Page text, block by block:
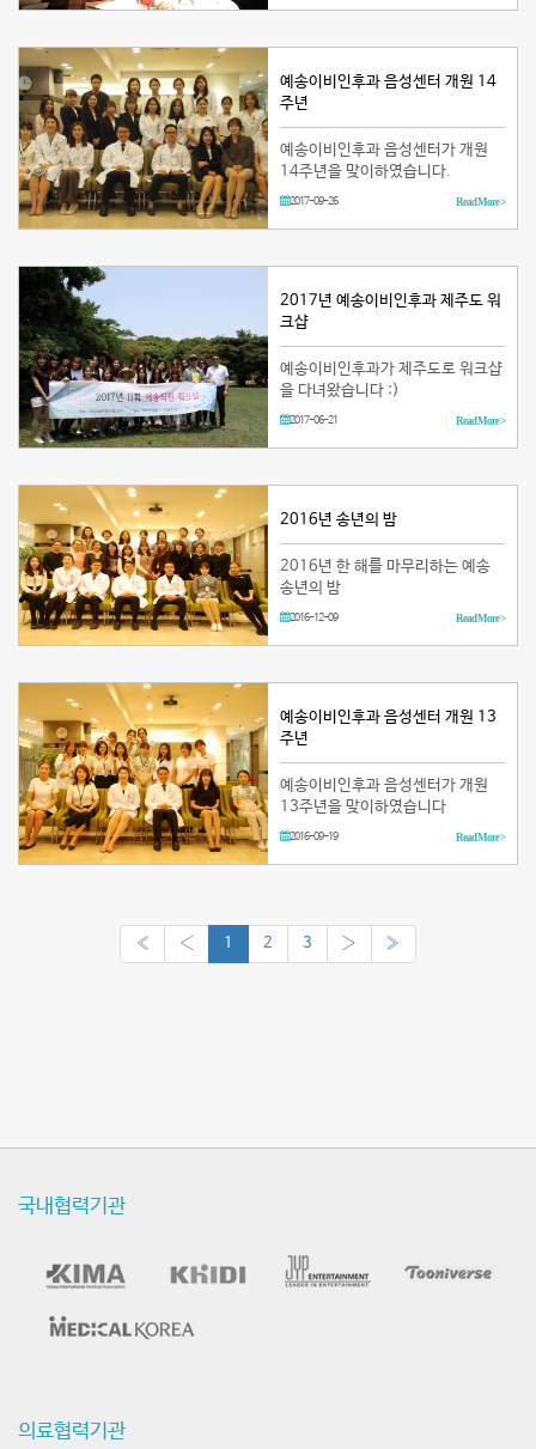
예송이비인후과 음성센터 개원 14
주년
예송이비인후과 음성센터가 개원
14주년을 맞이하였습니다.
2017-09-26 Read More >
2017년 예송이비인후과 제주도 워
크샵
예송이비인후과가 제주도로 워크샵
을 다녀왔습니다 :)
2017-06-21 Read More >
2016년 송년의 밤
2016년 한 해를 마무리하는 예송
송년의 밤
2016-12-09 Read More >
예송이비인후과 음성센터 개원 13
주년
예송이비인후과 음성센터가 개원
13주년을 맞이하였습니다
2016-09-19 Read More >
« ‹ 1 2 3 › »
국내협력기관
의료협력기관